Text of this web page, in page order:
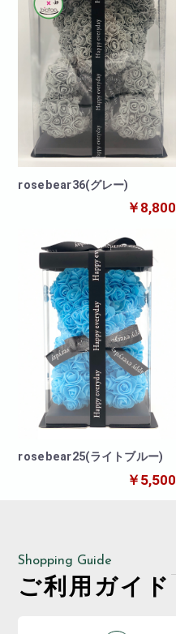
rosebear36(グレー)
￥8,800
rosebear25(ライトブルー)
￥5,500
Shopping Guide
ご利用ガイド